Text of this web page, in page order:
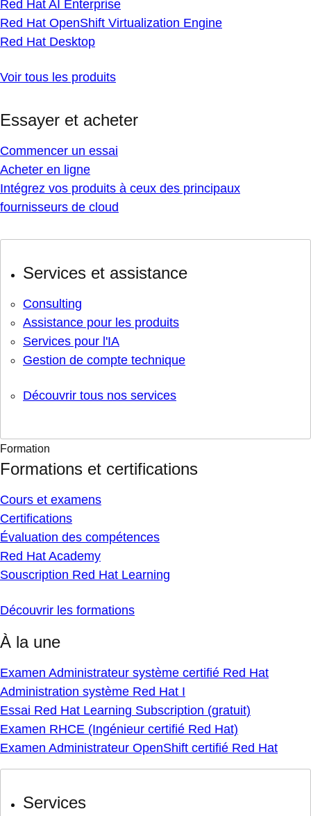
Red Hat AI Enterprise
Red Hat OpenShift Virtualization Engine
Red Hat Desktop
Voir tous les produits
Essayer et acheter
Commencer un essai
Acheter en ligne
Intégrez vos produits à ceux des principaux
fournisseurs de cloud
Services et assistance
Consulting
Assistance pour les produits
Services pour l'IA
Gestion de compte technique
Découvrir tous nos services
Formation
Formations et certifications
Cours et examens
Certifications
Évaluation des compétences
Red Hat Academy
Souscription Red Hat Learning
Découvrir les formations
À la une
Examen Administrateur système certifié Red Hat
Administration système Red Hat I
Essai Red Hat Learning Subscription (gratuit)
Examen RHCE (Ingénieur certifié Red Hat)
Examen Administrateur OpenShift certifié Red Hat
Services